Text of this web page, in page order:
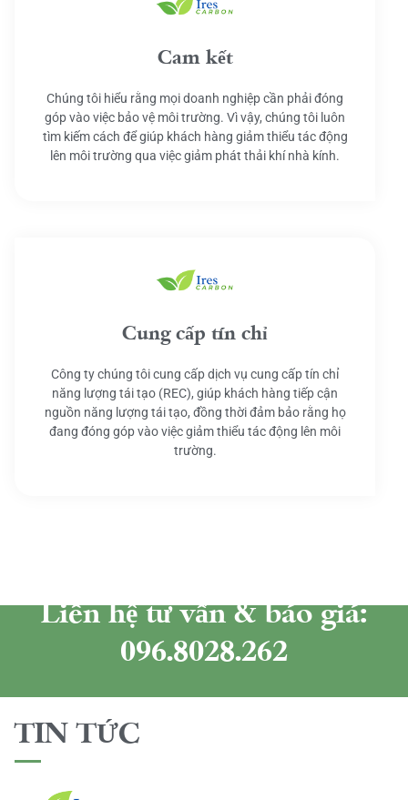
Cam kết
Chúng tôi hiểu rằng mọi doanh nghiệp cần phải đóng
góp vào việc bảo vệ môi trường. Vì vậy, chúng tôi luôn
tìm kiếm cách để giúp khách hàng giảm thiểu tác động
lên môi trường qua việc giảm phát thải khí nhà kính.
Cung cấp tín chỉ
Công ty chúng tôi cung cấp dịch vụ cung cấp tín chỉ
năng lượng tái tạo (REC), giúp khách hàng tiếp cận
nguồn năng lượng tái tạo, đồng thời đảm bảo rằng họ
đang đóng góp vào việc giảm thiểu tác động lên môi
trường.
Liên hệ tư vấn & báo giá:
096.8028.262
TIN TỨC